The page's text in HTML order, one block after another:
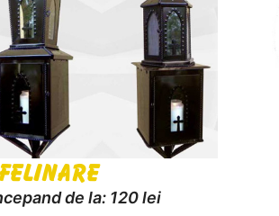
Felinare
de la: 120 lei